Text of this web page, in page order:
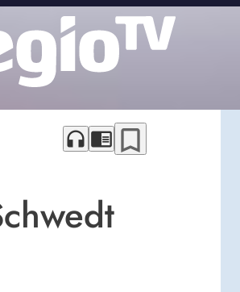
headphones chrome_reader_mode bookmark_border